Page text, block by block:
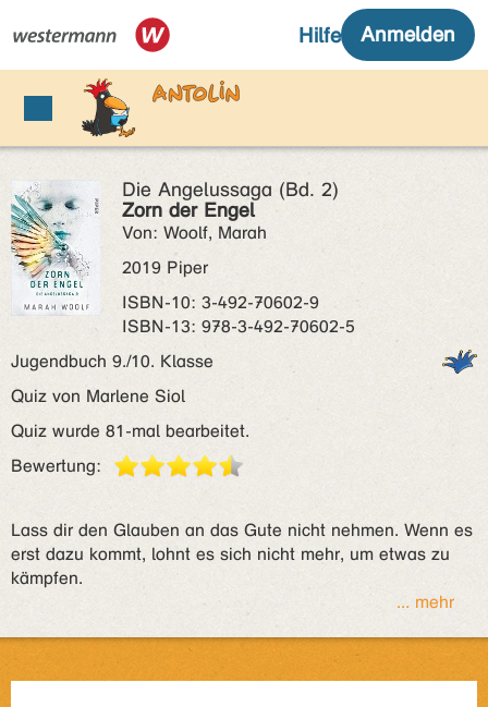
Die Angelussaga (Bd. 2)
Zorn der Engel
Von: Woolf, Marah
2019 Piper
ISBN‑10: 3-492-70602-9
ISBN‑13: 978-3-492-70602-5
Jugendbuch 9./10. Klasse
Quiz von Marlene Siol
Quiz wurde 81-mal bearbeitet.
Bewertung:
Lass dir den Glauben an das Gute nicht nehmen. Wenn es
erst dazu kommt, lohnt es sich nicht mehr, um etwas zu
kämpfen.
... mehr